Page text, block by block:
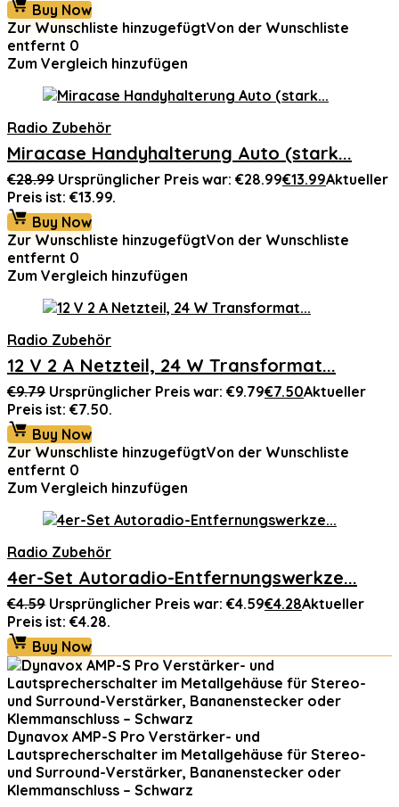
Buy Now
Zur Wunschliste hinzugefügtVon der Wunschliste
entfernt 0
Zum Vergleich hinzufügen
Radio Zubehör
Miracase Handyhalterung Auto (stark...
€28.99 Ursprünglicher Preis war: €28.99€13.99Aktueller
Preis ist: €13.99.
Buy Now
Zur Wunschliste hinzugefügtVon der Wunschliste
entfernt 0
Zum Vergleich hinzufügen
Radio Zubehör
12 V 2 A Netzteil, 24 W Transformat...
€9.79 Ursprünglicher Preis war: €9.79€7.50Aktueller
Preis ist: €7.50.
Buy Now
Zur Wunschliste hinzugefügtVon der Wunschliste
entfernt 0
Zum Vergleich hinzufügen
Radio Zubehör
4er-Set Autoradio-Entfernungswerkze...
€4.59 Ursprünglicher Preis war: €4.59€4.28Aktueller
Preis ist: €4.28.
Buy Now
Dynavox AMP-S Pro Verstärker- und
Lautsprecherschalter im Metallgehäuse für Stereo-
und Surround-Verstärker, Bananenstecker oder
Klemmanschluss – Schwarz